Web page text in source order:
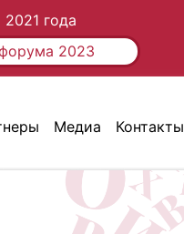
года
2023
Медиа Контакты